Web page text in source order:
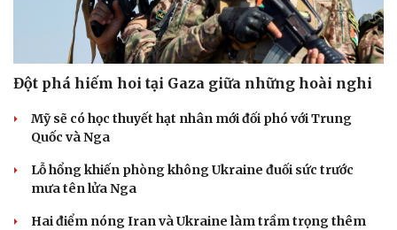
Đột phá hiếm hoi tại Gaza giữa những hoài nghi
Mỹ sẽ có học thuyết hạt nhân mới đối phó với Trung
Quốc và Nga
Lỗ hổng khiến phòng không Ukraine đuối sức trước
mưa tên lửa Nga
Hai điểm nóng Iran và Ukraine làm trầm trọng thêm